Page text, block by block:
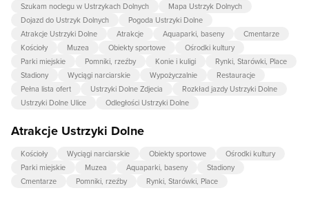
Szukam noclegu w Ustrzykach Dolnych
Mapa Ustrzyk Dolnych
Dojazd do Ustrzyk Dolnych
Pogoda Ustrzyki Dolne
Atrakcje Ustrzyki Dolne
Atrakcje Aquaparki, baseny
Cmentarze
Kościoły
Muzea Obiekty sportowe
Ośrodki kultury
Parki miejskie
Pomniki, rzeźby Konie i kuligi
Rynki, Starówki, Place
Stadiony
Wyciągi narciarskie Wypożyczalnie
Restauracje
Pełna lista ofert
Ustrzyki Dolne Zdjecia
Rozkład jazdy Ustrzyki Dolne
Ustrzyki Dolne Ulice
Odległości Ustrzyki Dolne
Atrakcje Ustrzyki Dolne
Kościoły Wyciągi narciarskie Obiekty sportowe
Ośrodki kultury
Parki miejskie
Muzea Aquaparki, baseny
Stadiony
Cmentarze
Pomniki, rzeźby Rynki, Starówki, Place